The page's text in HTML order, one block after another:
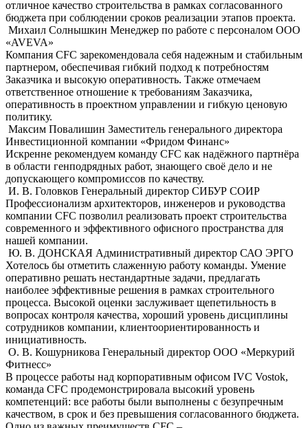
отличное качество строительства в рамках согласованного
бюджета при соблюдении сроков реализации этапов проекта.
Михаил Солнышкин Менеджер по работе с персоналом ООО
«AVEVA»
Компания CFC зарекомендовала себя надежным и стабильным
партнером, обеспечивая гибкий подход к потребностям
Заказчика и высокую оперативность. Также отмечаем
ответственное отношение к требованиям Заказчика,
оперативность в проектном управлении и гибкую ценовую
политику.
Максим Повалишин Заместитель генерального директора
Инвестиционной компании «Фридом Финанс»
Искренне рекомендуем команду CFC как надёжного партнёра
в области генподрядных работ, знающего своё дело и не
допускающего компромиссов по качеству.
И. В. Головков Генеральный директор СИБУР СОИР
Профессионализм архитекторов, инженеров и руководства
компании CFC позволил реализовать проект строительства
современного и эффективного офисного пространства для
нашей компании.
Ю. В. ДОНСКАЯ Административный директор САО ЭРГО
Хотелось бы отметить слaженную работу команды. Умение
оперативно решать нестандартные задачи, предлагать
наиболее эффективные решения в рамках строительного
процесса. Высокой оценки заслуживает щепетильность в
вопросах контроля качества, хороший уровень дисциплины
сотрудников компании, клиентоориентированность и
инициативность.
О. В. Кошурникова Генеральный директор ООО «Меркурий
Фитнесс»
В процессе работы над корпоративным офисом IVC Vostok,
команда СFС продемонстрировала высокий уровень
компетенций: все работы были выполнены с безупречным
качеством, в срок и без превышения согласованного бюджета.